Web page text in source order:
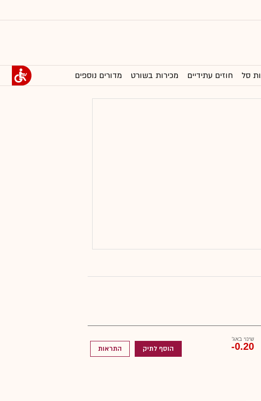
סל חוזים עתידיים מכירות בשורט מדורים נוספים
שינוי באג'
-0.20 הוסף לתיק התראות